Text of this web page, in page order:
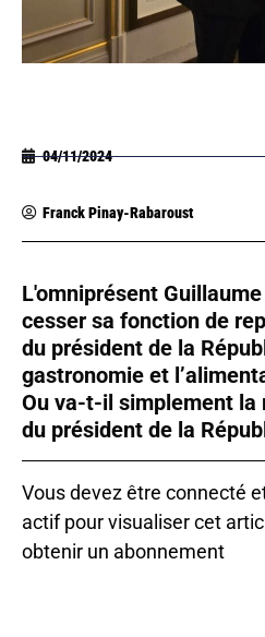
04/11/2024
Franck Pinay-Rabaroust
L'omniprésent
cesser sa fonction de
du président de la
gastronomie et
Ou va-t-il simplement la
du président de la
Vous devez être connecté
actif pour visualiser cet
obtenir un abonnement